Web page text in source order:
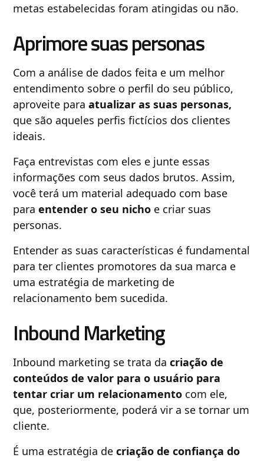
metas estabelecidas foram atingidas ou não.
Aprimore suas personas
Com a análise de dados feita e um melhor
entendimento sobre o perfil do seu público,
aproveite paraatualizar as suas personas,
que são aqueles perfis fictícios dos clientes
ideais.
Faça entrevistas com eles e junte essas
informações com seus dados brutos. Assim,
você terá um material adequado com base
paraentender o seu nicho e criar suas
personas.
Entender as suas características é fundamental
para ter clientes promotores da sua marca e
uma estratégia de marketing de
relacionamento bem sucedida.
Inbound Marketing
Inbound marketing se trata dacriação de
conteúdos de valor para o usuário para
tentar criar um relacionamento com ele,
que, posteriormente, poderá vir a se tornar um
cliente.
É uma estratégia decriação de confiança do